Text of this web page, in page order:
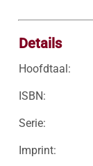
Details
Hoofdtaal:
ISBN:
Serie:
Imprint: